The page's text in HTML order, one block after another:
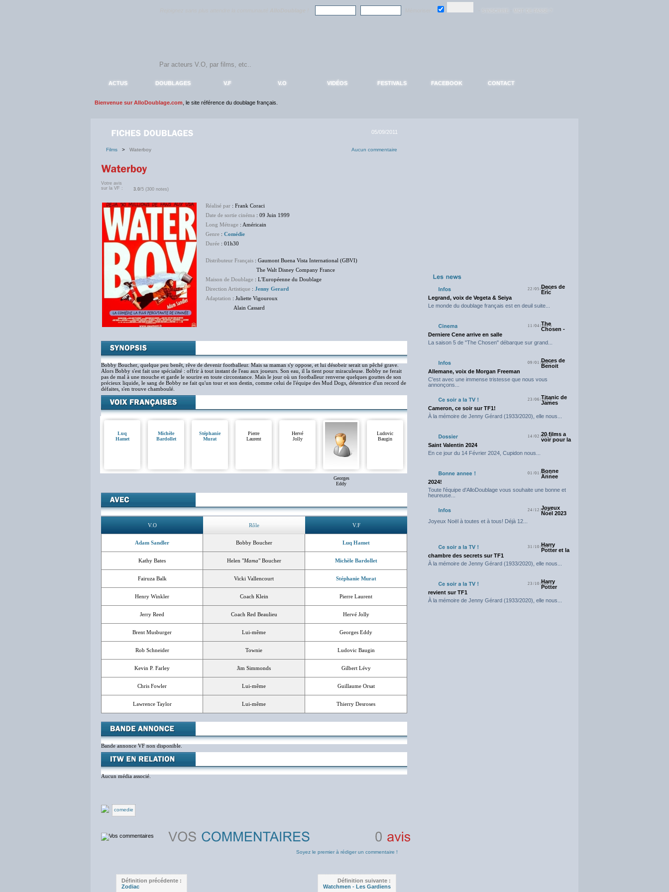
ACTUS DOUBLAGES V.F V.O VIDÉOS FESTIVALS FACEBOOK CONTACT
Bienvenue sur AlloDoublage.com , le site référence du doublage français.
05/09/2011
Films > Waterboy Aucun commentaire
Votre avis
sur la VF :
3.0/5 (300 notes)
Réalisé par : Frank Coraci
Date de sortie cinéma : 09 Juin 1999
Long Métrage : Américain
Genre : Comédie
Durée : 01h30
Distributeur Français : Gaumont Buena Vista International (GBVI)
The Walt Disney Company France
Maison de Doublage : L'Européenne du Doublage
Direction Artistique : Jenny Gerard
Adaptation : Juliette Vigouroux
Alain Cassard
Bobby Boucher, quelque peu benêt, rêve de devenir footballeur. Mais sa maman s'y oppose, et lui désobeir serait un pêché grave.
Alors Bobby s'est fait une spécialité : offrir à tout instant de l'eau aux joueurs. Son eau, il la tient pour miraculeuse. Bobby ne ferait
pas de mal à une mouche et garde le sourire en toute circonstance. Mais le jour où un footballeur renverse quelques gouttes de son
précieux liquide, le sang de Bobby ne fait qu'un tour et son destin, comme celui de l'équipe des Mud Dogs, détentrice d'un record de
défaites, s'en trouve chamboulé.
Luq
Hamet
Michèle
Bardollet
Stéphanie
Murat
Pierre
Laurent
Hervé
Jolly
Georges
Eddy
Ludovic
Baugin
V.O Rôle V.F
Adam Sandler Bobby Boucher Luq Hamet
Kathy Bates Helen "Mama" Boucher Michèle Bardollet
Fairuza Balk Vicki Vallencourt Stéphanie Murat
Henry Winkler Coach Klein Pierre Laurent
Jerry Reed Coach Red Beaulieu Hervé Jolly
Brent Musburger Lui-même Georges Eddy
Rob Schneider Townie Ludovic Baugin
Kevin P. Farley Jim Simmonds Gilbert Lévy
Chris Fowler Lui-même Guillaume Orsat
Lawrence Taylor Lui-même Thierry Desroses
Bande annonce VF non disponible.
Aucun média associé.
comedie
Soyez le premier à rédiger un commentaire !
Définition précédente :
Zodiac
Définition suivante :
Watchmen - Les Gardiens
22/05/2025Deces de
Eric
Legrand, voix de Vegeta & Seiya
Le monde du doublage français est en deuil suite...
11/04/2025
The
Chosen -
Derniere Cene arrive en salle
La saison 5 de "The Chosen" débarque sur grand...
09/01/2025Deces de
Benoit
Allemane, voix de Morgan Freeman
C'est avec une immense tristesse que nous vous
annonçons...
23/06/2024Titanic de
James
Cameron, ce soir sur TF1!
À la mémoire de Jenny Gérard (1933/2020), elle nous...
14/02/202420 films a
voir pour la
Saint Valentin 2024
En ce jour du 14 Février 2024, Cupidon nous...
01/01/2024
Bonne
Annee
2024!
Toute l'équipe d'AlloDoublage vous souhaite une bonne et
heureuse...
24/12/2023
Joyeux
Noel 2023
Joyeux Noël à toutes et à tous! Déjà 12...
31/10/2023
Harry
Potter et la
chambre des secrets sur TF1
À la mémoire de Jenny Gérard (1933/2020), elle nous...
23/10/2023
Harry
Potter
revient sur TF1
À la mémoire de Jenny Gérard (1933/2020), elle nous...